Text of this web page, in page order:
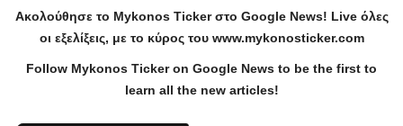
Ακολούθησε το Mykonos Tickerστο Google News! Liveόλες
οι εξελίξεις, με το κύρος του www.mykonosticker.com
Follow Mykonos Ticker on Google News to be the first to
learn all the new articles!